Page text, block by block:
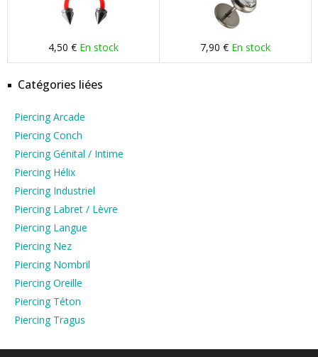
4,50 € En stock 7,90 € En stock
Catégories liées
Piercing Arcade
Piercing Conch
Piercing Génital / Intime
Piercing Hélix
Piercing Industriel
Piercing Labret / Lèvre
Piercing Langue
Piercing Nez
Piercing Nombril
Piercing Oreille
Piercing Téton
Piercing Tragus